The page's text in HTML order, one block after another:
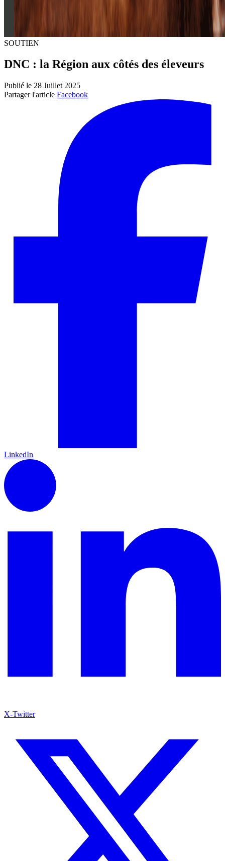
SOUTIEN
DNC : la Région aux côtés des éleveurs
Publié le 28 Juillet 2025
Partager l'article Facebook
LinkedIn
X-Twitter